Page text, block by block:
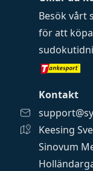
Besök vårt
för att köpa
Kontakt
Keesing
Sinovum